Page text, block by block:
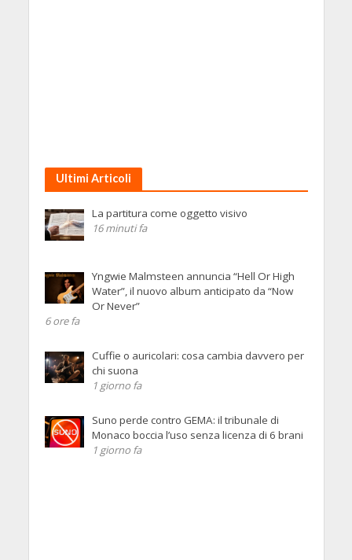
Ultimi Articoli
La partitura come oggetto visivo
16 minuti fa
Yngwie Malmsteen annuncia “Hell Or High
Water”, il nuovo album anticipato da “Now
Or Never”
6 ore fa
Cuffie o auricolari: cosa cambia davvero per
chi suona
1 giorno fa
Suno perde contro GEMA: il tribunale di
Monaco boccia l’uso senza licenza di 6 brani
1 giorno fa